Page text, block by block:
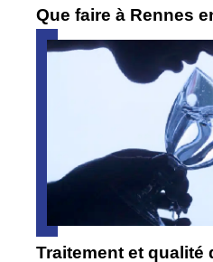
Que faire à Rennes
Traitement et qualité